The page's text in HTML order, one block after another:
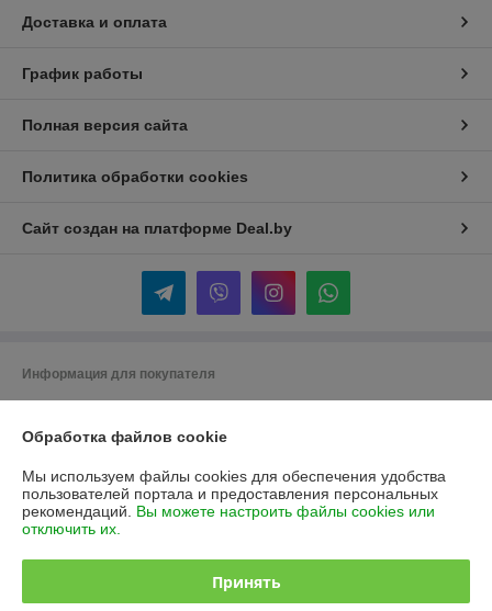
Доставка и оплата
График работы
Полная версия сайта
Политика обработки cookies
Сайт создан на платформе Deal.by
Информация для покупателя
223045, Минская область, Минский район, Юзуфовский сельсовет,
Регистрационный номер ЕГР: 193147591
УНП: 193147591
Регистрационный орган: Минский горисполком
Дата регистрации компании: 05.10.2018
Обработка файлов cookie
Мы используем файлы cookies для обеспечения удобства
пользователей портала и предоставления персональных
рекомендаций. Вы можете настроить файлы cookies или
отключить их.
Принять